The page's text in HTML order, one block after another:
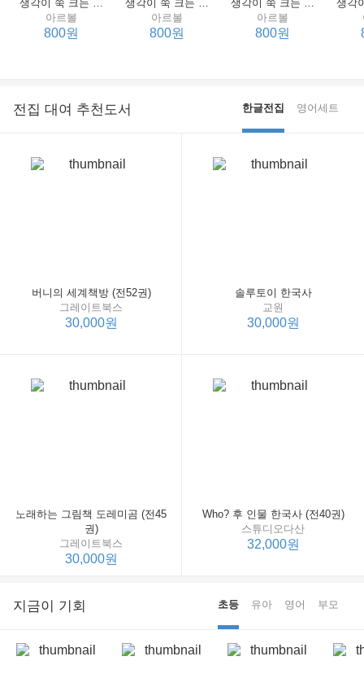
생각이 쑥 크는 세계 명작 4 : 언어 편
아르볼
800원
생각이 쑥 크는 세계 명작 3 : 언어 편
아르볼
800원
생각이 쑥 크는 세계 명작 2 : 언어 편
아르볼
800원
전집 대여 추천도서 한글전집 영어세트
버니의 세계책방 (전52권)
그레이트북스
30,000원
솔루토이 한국사
교원
30,000원
노래하는 그림책 도레미곰 (전45
권)
그레이트북스
30,000원
Who? 후 인물 한국사 (전40권)
스튜디오다산
32,000원
지금이 기회 초등 유아 영어 부모